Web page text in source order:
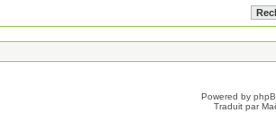
Powered by
Traduit par